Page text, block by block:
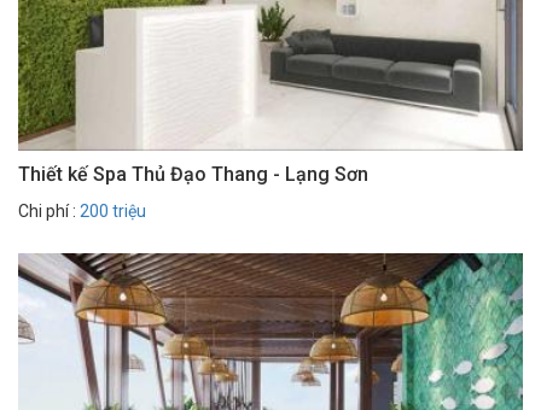
Thiết kế Spa Thủ Đạo Thang - Lạng Sơn
Chi phí : 200 triệu